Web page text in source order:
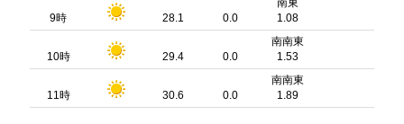
9時 28.1 0.0
南東
1.08
10時 29.4 0.0
南南東
1.53
11時 30.6 0.0
南南東
1.89